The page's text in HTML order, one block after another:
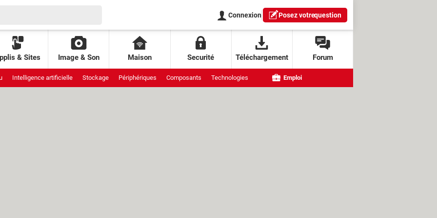
Connexion Posez votrequestion
& Sites Image & Son Maison Securité Téléchargement Forum
Intelligence artificielle Stockage Périphériques Composants Technologies Emploi